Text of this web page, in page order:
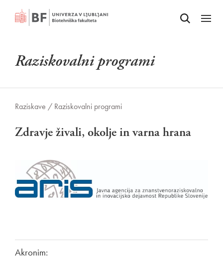
Odpri iskalnik
Odpri
Raziskovalni programi
Raziskave / Raziskovalni programi
Zdravje živali, okolje in varna hrana
Akronim: